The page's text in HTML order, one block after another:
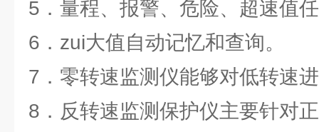
5．量程、报警、危险、超速值
6．zui大值自动记忆和查询。
7．零转速监测仪能够对低转速
8．反转速监测保护仪主要针对